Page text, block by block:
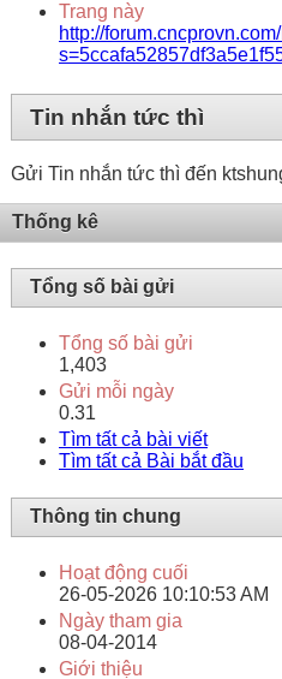
Trang này
http://
Tin nhắn tức thì
Gửi Tin nhắn tức thì đến
Thống kê
Tổng số bài gửi
Tổng số bài gửi
1,403
Gửi mỗi ngày
0.31
Tìm tất cả bài viết
Tìm tất cả Bài bắt đầu
Thông tin chung
Hoạt động cuối
26-05-2026 10:10:53 AM
Ngày tham gia
08-04-2014
Giới thiệu